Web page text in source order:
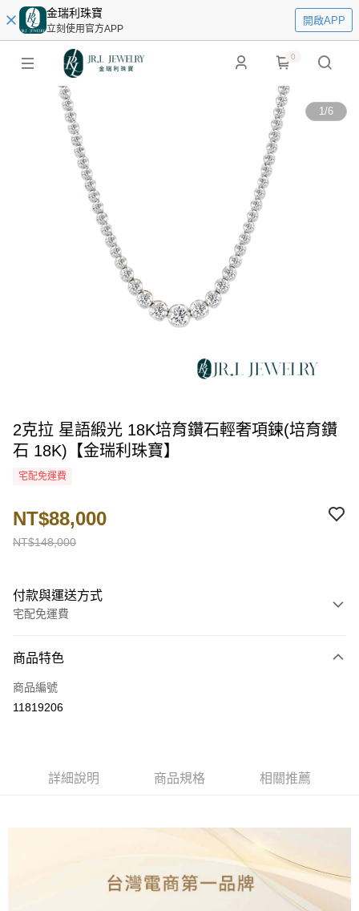
金瑞利珠寶
立刻使用官方APP
開啟APP
0
1/6
2克拉 星語緞光 18K培育鑽石輕奢項鍊(培育鑽
石 18K)【金瑞利珠寶】
宅配免運費
NT$148,000
NT$88,000
付款與運送方式
宅配免運費
信用卡一次付款
LINE Pay
ATM付款
運送方式
商品特色
商品編號
11819206
詳細說明 商品規格 相關推薦